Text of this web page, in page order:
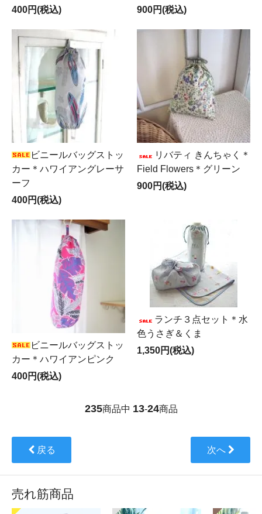
400円(税込)
900円(税込)
ビニールバッグストッ
カー＊ハワイアングレーサ
ーフ
400円(税込)
リバティ きんちゃく＊
Field Flowers＊グリーン
900円(税込)
ビニールバッグストッ
カー＊ハワイアンピンク
400円(税込)
ランチ３点セット＊水
色うさぎ＆くま
1,350円(税込)
235商品中 13-24商品
戻る 次へ
売れ筋商品